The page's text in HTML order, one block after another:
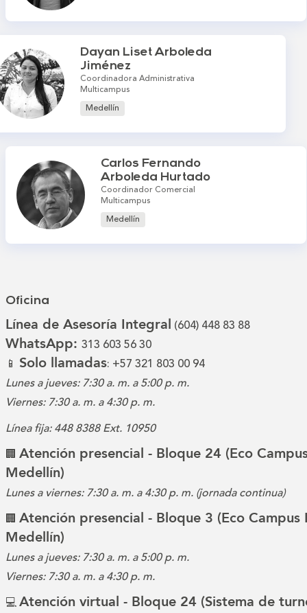
Dayan Liset Arboleda
Jiménez
Coordinadora Administrativa
Multicampus
Medellín
Carlos Fernando
Arboleda Hurtado
Coordinador Comercial
Multicampus
Medellín
Oficina
Línea de Asesoría Integral (604) 448 83 88
WhatsApp: 313 603 56 30
📱 Solo llamadas: +57 321 803 00 94
Lunes a jueves: 7:30 a. m. a 5:00 p. m.
Viernes: 7:30 a. m. a 4:30 p. m.
Línea fija: 448 8388 Ext. 10950
🏢 Atención presencial - Bloque 24 (Eco
Medellín)
Lunes a viernes: 7:30 a. m. a 4:30 p. m. (jornada continua)
🏢 Atención presencial - Bloque 3 (Eco Campus
Medellín)
Lunes a jueves: 7:30 a. m. a 5:00 p. m.
Viernes: 7:30 a. m. a 4:30 p. m.
💻Atención virtual - Bloque 24 (Sistema de